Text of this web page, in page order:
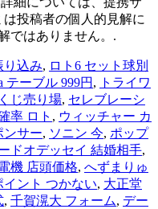
り込み, ロト6 セット球別
テーブル 999円 ,
トライワ
じ売り場, セレブレーシ
率 ロト , ウィッチャー カ
ンサー, ソニン 今, ポップ
ドオデッセイ 結婚相手,
機 店頭価格, へずまりゅ
ント つかない, 大正堂
, 千賀滉大 フォーム, デー